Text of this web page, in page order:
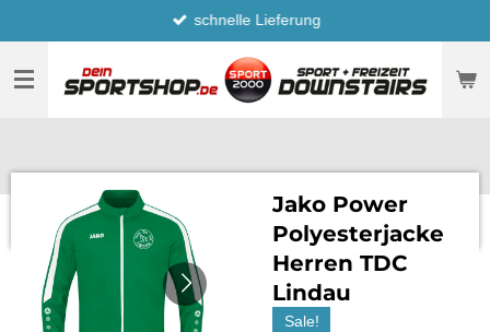
Hauptinhalt
springen
schnelle Lieferung
Jako Power
Polyesterjacke
Herren TDC
Lindau
Sale!